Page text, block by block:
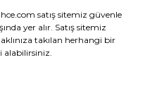
satış sitemiz güvenle
yer alır. Satış sitemiz
takılan herhangi bir